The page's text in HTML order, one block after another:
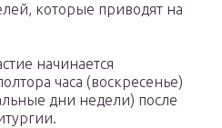
которые приводят на
часа (воскресенье)
дни недели) после